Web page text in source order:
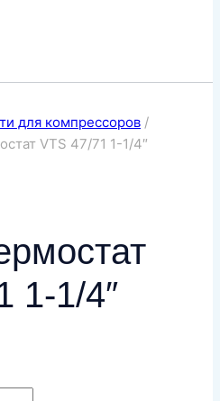
для компрессоров /
VTS 47/71 1-1/4″
1-1/4″